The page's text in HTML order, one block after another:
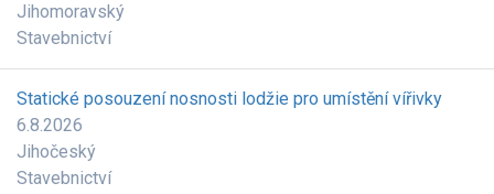
Jihomoravský
Stavebnictví
Statické posouzení nosnosti lodžie pro umístění vířivky
6.8.2026
Jihočeský
Stavebnictví